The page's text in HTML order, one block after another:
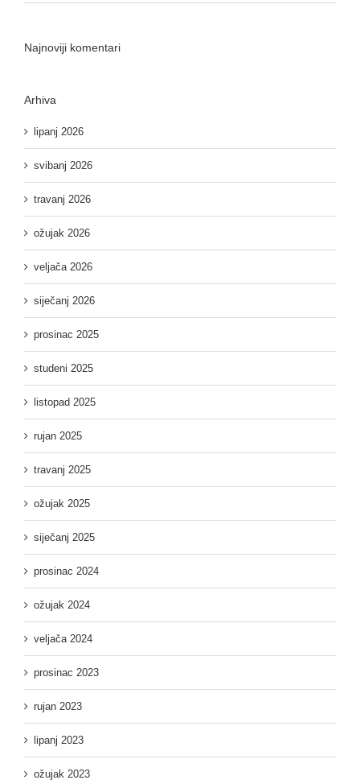
Najnoviji komentari
Arhiva
lipanj 2026
svibanj 2026
travanj 2026
ožujak 2026
veljača 2026
siječanj 2026
prosinac 2025
studeni 2025
listopad 2025
rujan 2025
travanj 2025
ožujak 2025
siječanj 2025
prosinac 2024
ožujak 2024
veljača 2024
prosinac 2023
rujan 2023
lipanj 2023
ožujak 2023